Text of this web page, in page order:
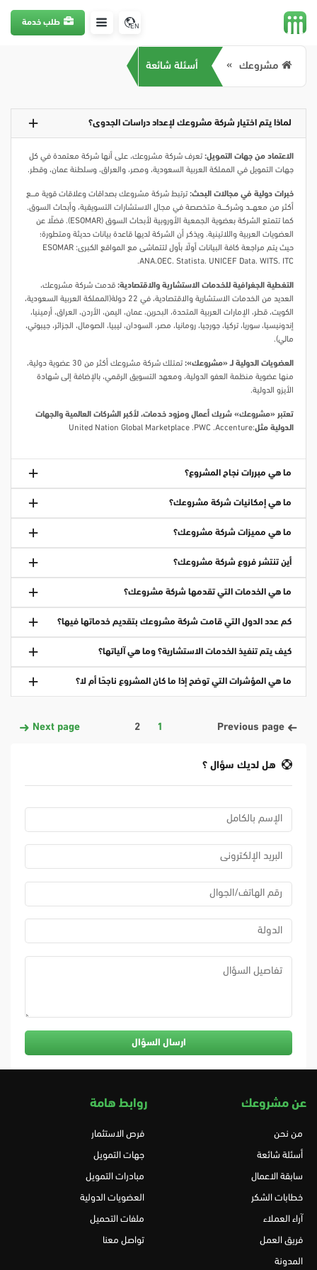
EN طلب خدمة
مشروعك أسئلة شائعة
لماذا يتم اختيار شركة مشروعك لإعداد دراسات الجدوى؟
الاعتماد من جهات التمويل:تعرف شركة مشروعك، على أنها شركة معتمدة في كل
جهات التمويل في المملكة العربية السعودية، ومصر، والعراق، وسلطنة عمان، وقطر.
خبرات دولية في مجالات البحث:ترتبط شركة مشروعك بصداقات وعلاقات قوية مـــــع
أكثر من معهــــد وشركــــــة متخصصة في مجال الاستشارات التسويقية، وأبحاث السوق.
كما تتمتع الشركة بعضوية الجمعية الأوروبية لأبحاث السوق (ESOMAR). فضلًا عن
العضويات العربية واللاتينية. ويذكر أن الشركة لديها قاعدة بيانات حديثة ومتطورة؛
حيث يتم مراجعة كافة البيانات أولًا بأول لتتماشى مع المواقع الكبرى: ESOMAR
ANA.OEC. Statista. UNICEF Data. WITS. ITC.
التغطية الجغرافية للخدمات الاستشارية والاقتصادية: قدمت شركة مشروعك،
العديد من الخدمات الاستشارية والاقتصادية، في 22 دولة(المملكة العربية السعودية،
الكويت، قطر، الإمارات العربية المتحدة، البحرين، عمان، اليمن، الأردن، العراق، أرمينيا،
إندونيسيا، سوريا، تركيا، جورجيا، رومانيا، مصر، السودان، ليبيا، الصومال، الجزائر، جيبوتي،
مالي).
العضويات الدولية لـ «مشروعك»:
تمتلك شركة مشروعك أكثر من 30 عضوية دولية،
منها عضوية منظمة العفو الدولية، ومعهد التسويق الرقمي، بالإضافة إلى شهادة
الأيزو الدولية.
تعتبر «مشروعك» شريك أعمال ومزود خدمات، لأكبر الشركات العالمية والجهات
الدولية مثل:United Nation Global Marketplace .PWC .Accenture
ما هي مبررات نجاح المشروع؟
ما هي إمكانيات شركة مشروعك؟
ما هي مميزات شركة مشروعك؟
أين تنتشر فروع شركة مشروعك؟
ما هي الخدمات التي تقدمها شركة مشروعك؟
كم عدد الدول التي قامت شركة مشروعك بتقديم خدماتها فيها؟
كيف يتم تنفيذ الخدمات الاستشارية؟ وما هي آلياتها؟
ما هي المؤشرات التي توضح إذا ما كان المشروع ناجحًا أم لا؟
1
2
Next page
هل لديك سؤال ؟
عن مشروعك
من نحن
أسئلة شائعة
سابقة الاعمال
خطابات الشكر
آراء العملاء
فريق العمل
المدونة
روابط هامة
فرص الاستثمار
جهات التمويل
مبادرات التمويل
العضويات الدولية
ملفات التحميل
تواصل معنا